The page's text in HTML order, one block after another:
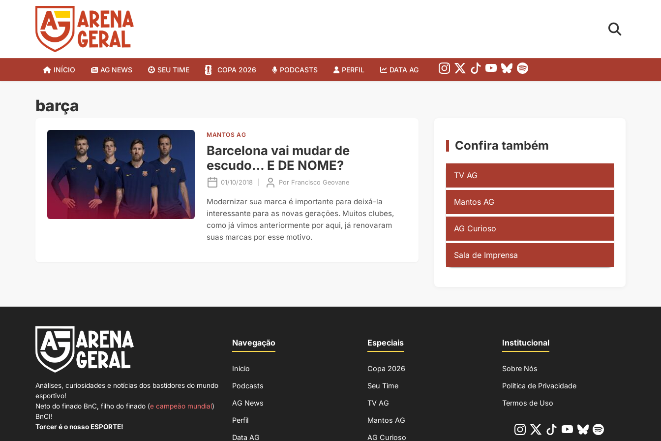
INÍCIO AG NEWS SEU TIME COPA 2026 PODCASTS PERFIL DATA AG
barça
MANTOS AG
Barcelona vai mudar de
escudo… E DE NOME?
01/10/2018 Por Francisco Geovane
Modernizar sua marca é importante para deixá-la
interessante para as novas gerações. Muitos clubes,
como já vimos anteriormente por aqui, já renovaram
suas marcas por esse motivo.
Confira também
TV AG
Mantos AG
AG Curioso
Sala de Imprensa
Análises, curiosidades e notícias dos bastidores do mundo
esportivo!
Neto do finado BnC, filho do finado (e campeão mundial)
BnCI!
Torcer é o nosso ESPORTE!
Navegação
Início
Podcasts
AG News
Perfil
Data AG
Especiais
Copa 2026
Seu Time
TV AG
Mantos AG
AG Curioso
Institucional
Sobre Nós
Política de Privacidade
Termos de Uso